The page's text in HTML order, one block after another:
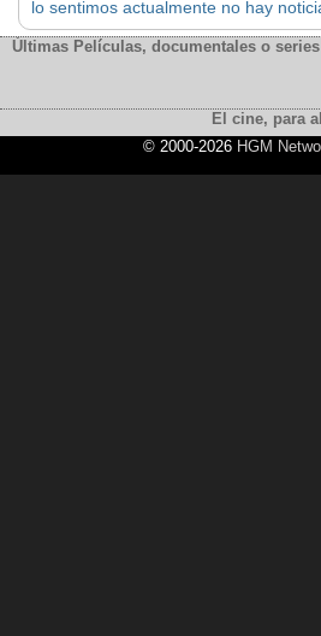
lo sentimos actualmente no hay
Últimas Películas, documentales o
El cine, para
© 2000-2026 HGM